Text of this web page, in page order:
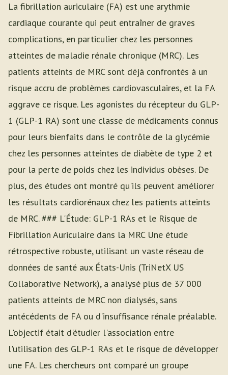
La fibrillation auriculaire (FA) est une arythmie
cardiaque courante qui peut entraîner de graves
complications, en particulier chez les personnes
atteintes de maladie rénale chronique (MRC). Les
patients atteints de MRC sont déjà confrontés à un
risque accru de problèmes cardiovasculaires, et la FA
aggrave ce risque. Les agonistes du récepteur du GLP-
1 (GLP-1 RA) sont une classe de médicaments connus
pour leurs bienfaits dans le contrôle de la glycémie
chez les personnes atteintes de diabète de type 2 et
pour la perte de poids chez les individus obèses. De
plus, des études ont montré qu'ils peuvent améliorer
les résultats cardiorénaux chez les patients atteints
de MRC. ### L'Étude: GLP-1 RAs et le Risque de
Fibrillation Auriculaire dans la MRC Une étude
rétrospective robuste, utilisant un vaste réseau de
données de santé aux États-Unis (TriNetX US
Collaborative Network), a analysé plus de 37 000
patients atteints de MRC non dialysés, sans
antécédents de FA ou d'insuffisance rénale préalable.
L'objectif était d'étudier l'association entre
l'utilisation des GLP-1 RAs et le risque de développer
une FA. Les chercheurs ont comparé un groupe